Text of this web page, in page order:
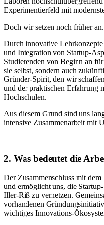
Experimentierfeld mit
Doch wir setzen noch früher an.
Durch innovative Lehrkonzepte
und Integration von Startup-
Studierenden von Beginn an
sie selbst, sondern auch
Gründer-Spirit, den wir
und der praktischen Erfahrung
Hochschulen.
Aus diesem Grund sind uns
intensive Zusammenarbeit mit
2. Was bedeutet die
Der Zusammenschluss mit
und ermöglicht uns, die
Iller-Riß zu vernetzen.
vorhandenen
wichtiges Innovations-